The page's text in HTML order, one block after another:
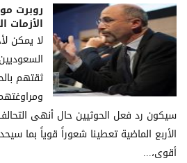
روبرت
الأزمات
لا يمكن
ثقتهم
سيكون رد فعل الحوثيين حال أنهى
الأربع الماضية تعطينا شعوراً قوياً بما
أقوى،...